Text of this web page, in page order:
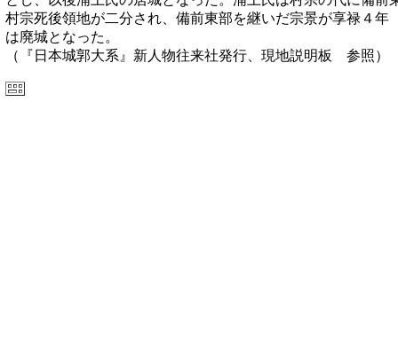
村宗死後領地が二分され、備前東部を継いだ宗景が享禄４年
は廃城となった。
（『日本城郭大系』新人物往来社発行、現地説明板 参照）